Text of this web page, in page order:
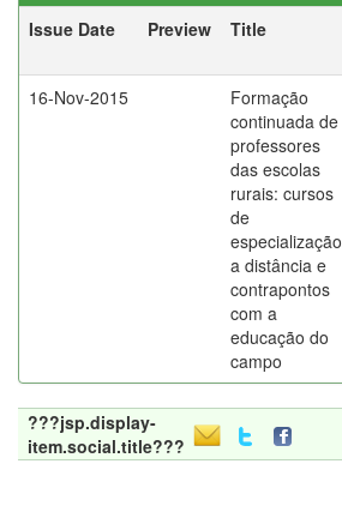
Issue Date
Preview Title
16-Nov-2015
Formação
continuada de
professores
das escolas
rurais: cursos
de
especialização
a distância e
contrapontos
com a
educação do
campo
???jsp.display-
item.social.title???